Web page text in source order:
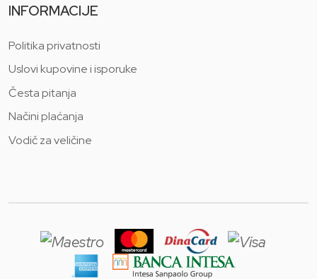
INFORMACIJE
Politika privatnosti
Uslovi kupovine i isporuke
Česta pitanja
Načini plaćanja
Vodič za veličine